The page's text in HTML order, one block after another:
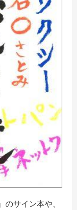
サイン本や、